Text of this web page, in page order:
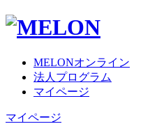
MELONオンライン
法人プログラム
マイページ
マイページ